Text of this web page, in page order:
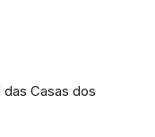
das Casas dos